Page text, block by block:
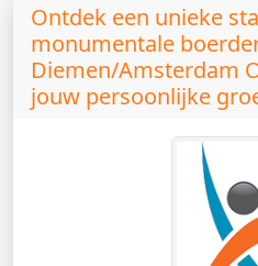
Ontdek een unieke
monumentale
Diemen/Amsterdam
jouw persoonlijke